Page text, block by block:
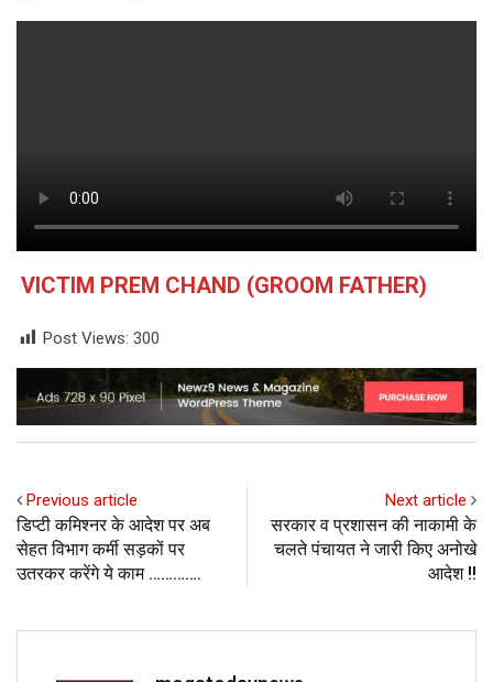
VICTIM PREM CHAND (GROOM FATHER)
Post Views: 300
Previous article
डिप्टी कमिश्नर के आदेश पर अब
सेहत विभाग कर्मी सड़कों पर
उतरकर करेंगे ये काम ………….
Next article
सरकार व प्रशासन की नाकामी के
चलते पंचायत ने जारी किए अनोखे
आदेश !!